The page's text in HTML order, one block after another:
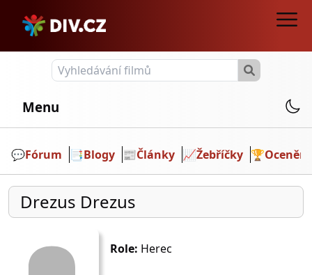
Menu
💬️Fórum 📑Blogy 📰Články 📈Žebříčky 🏆Ocenění
Drezus Drezus
Role: Herec